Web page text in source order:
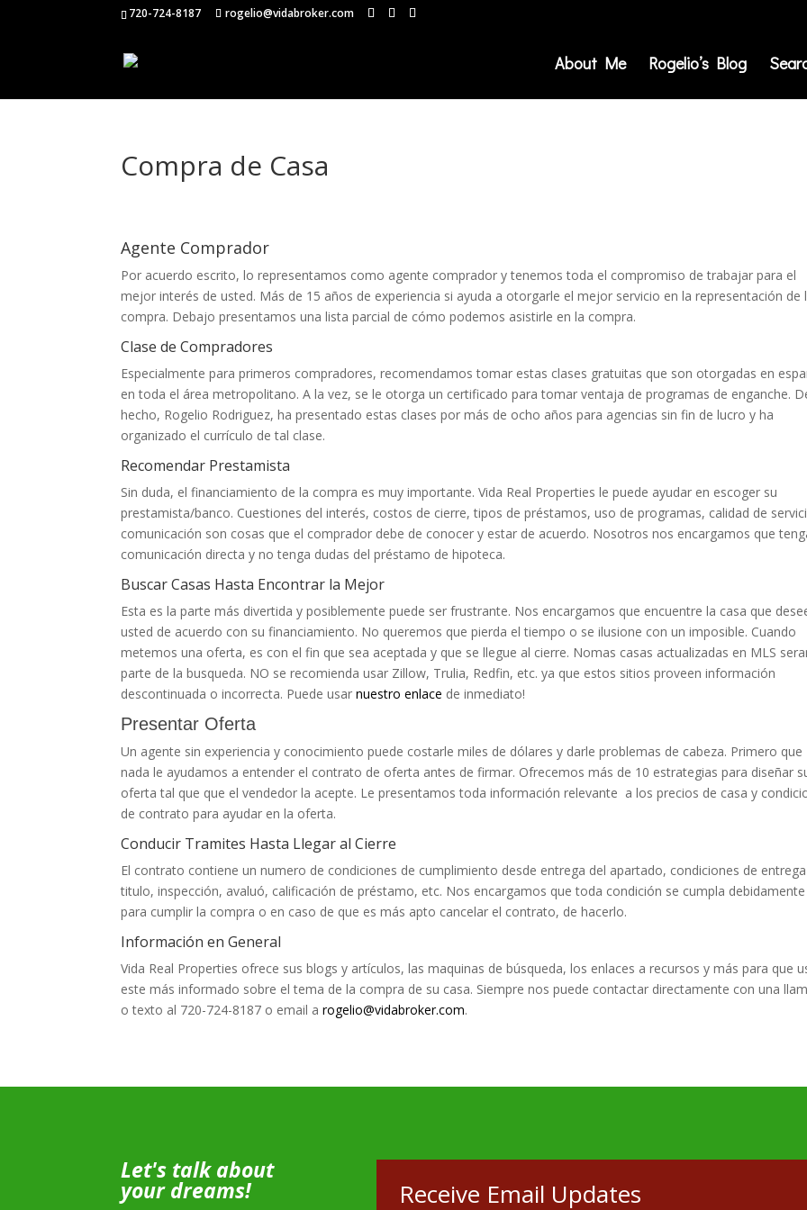
720-724-8187 rogelio@vidabroker.com
About Me Rogelio’s Blog
Compra de Casa
Agente Comprador
Por acuerdo escrito, lo representamos como agente comprador y tenemos toda el compromiso de trabajar para el
mejor interés de usted. Más de 15 años de experiencia si ayuda a otorgarle el mejor servicio en la representación de
compra. Debajo presentamos una lista parcial de cómo podemos asistirle en la compra.
Clase de Compradores
Especialmente para primeros compradores, recomendamos tomar estas clases gratuitas que son otorgadas en
en toda el área metropolitano. A la vez, se le otorga un certificado para tomar ventaja de programas de enganche.
hecho, Rogelio Rodriguez, ha presentado estas clases por más de ocho años para agencias sin fin de lucro y ha
organizado el currículo de tal clase.
Recomendar Prestamista
Sin duda, el financiamiento de la compra es muy importante. Vida Real Properties le puede ayudar en escoger su
prestamista/banco. Cuestiones del interés, costos de cierre, tipos de préstamos, uso de programas, calidad de
comunicación son cosas que el comprador debe de conocer y estar de acuerdo. Nosotros nos encargamos que
comunicación directa y no tenga dudas del préstamo de hipoteca.
Buscar Casas Hasta Encontrar la Mejor
Esta es la parte más divertida y posiblemente puede ser frustrante. Nos encargamos que encuentre la casa que
usted de acuerdo con su financiamiento. No queremos que pierda el tiempo o se ilusione con un imposible. Cuando
metemos una oferta, es con el fin que sea aceptada y que se llegue al cierre. Nomas casas actualizadas en MLS
parte de la busqueda. NO se recomienda usar Zillow, Trulia, Redfin, etc. ya que estos sitios proveen información
descontinuada o incorrecta. Puede usarnuestro enlace de inmediato!
Presentar Oferta
Un agente sin experiencia y conocimiento puede costarle miles de dólares y darle problemas de cabeza. Primero que
nada le ayudamos a entender el contrato de oferta antes de firmar. Ofrecemos más de 10 estrategias para diseñar
oferta tal que que el vendedor la acepte. Le presentamos toda información relevante a los precios de casa y
de contrato para ayudar en la oferta.
Conducir Tramites Hasta Llegar al Cierre
El contrato contiene un numero de condiciones de cumplimiento desde entrega del apartado, condiciones de
titulo, inspección, avaluó, calificación de préstamo, etc. Nos encargamos que toda condición se cumpla debidamente
para cumplir la compra o en caso de que es más apto cancelar el contrato, de hacerlo.
Información en General
Vida Real Properties ofrece sus blogs y artículos, las maquinas de búsqueda, los enlaces a recursos y más para que
este más informado sobre el tema de la compra de su casa. Siempre nos puede contactar directamente con una
o texto al 720-724-8187 o email arogelio@vidabroker.com.
Let's talk about
your dreams! Receive Email Updates